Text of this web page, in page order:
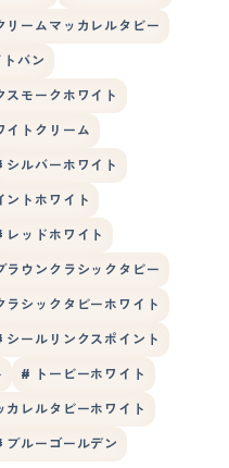
リームマッカレルタビー
バン
スモークホワイト
イトクリーム
シルバーホワイト
ントホワイト
レッドホワイト
ラウンクラシックタビー
ラシックタビーホワイト
シールリンクスポイント
# トービーホワイト
カレルタビーホワイト
ブルーゴールデン